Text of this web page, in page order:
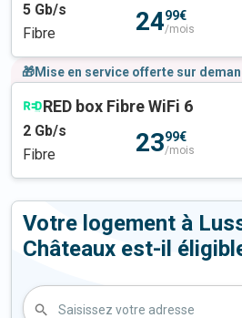
5 Gb/s
Fibre
2499€
/mois
🎁Mise en service offerte sur
RED box Fibre WiFi 6
2 Gb/s
Fibre
2399€
/mois
Votre logement à
Châteaux est-il
Saisissez votre adresse